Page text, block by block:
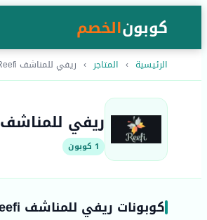
كوبونالخصم
الرئيسية › المتاجر › ريفي للمناشف Reefi
ريفي للمناشف Reefi
1 كوبون
كوبونات ريفي للمناشف Reefi